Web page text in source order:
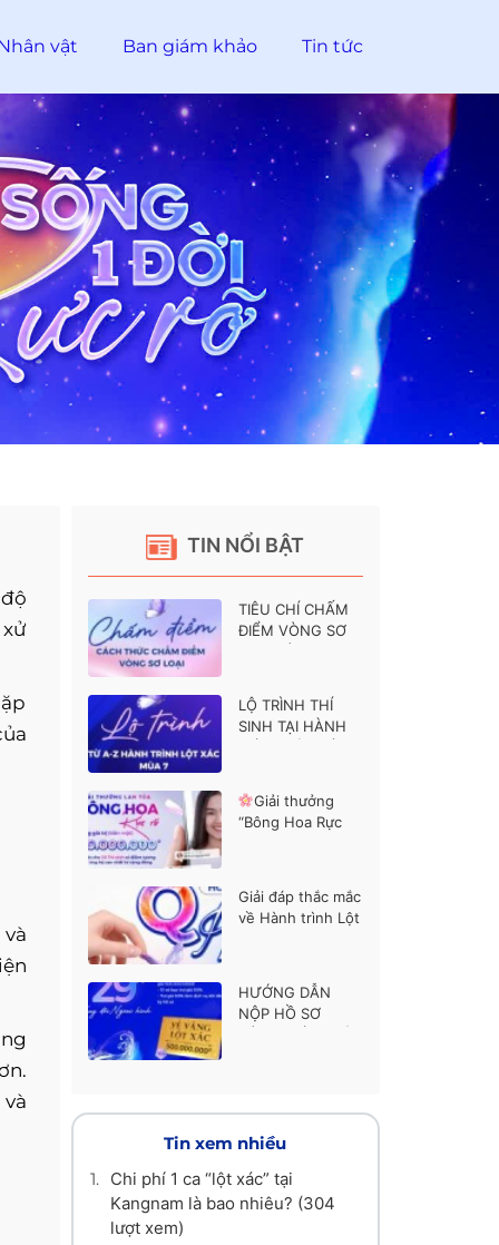
vật Ban giám khảo Tin tức
TIN NỔI BẬT
TIÊU CHÍ CHẤM
ĐIỂM VÒNG SƠ
LỘ TRÌNH THÍ
SINH TẠI HÀNH
Giải thưởng
“Bông Hoa Rực
Giải đáp thắc mắc
về Hành trình Lột
HƯỚNG DẪN
NỘP HỒ SƠ
Tin xem nhiều
1.
Chi phí 1 ca “lột xác” tại
Kangnam là bao nhiêu? (304
lượt xem)